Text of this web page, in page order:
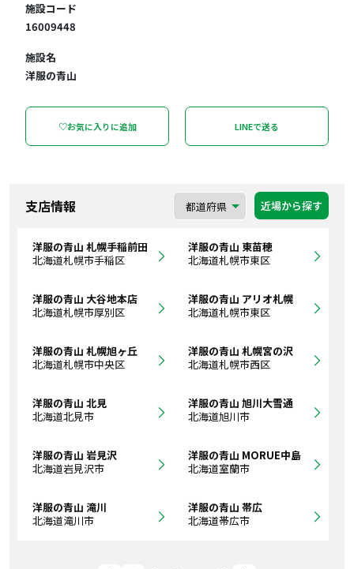
施設コード
16009448
施設名
洋服の青山
♡お気に入りに追加 LINEで送る
支店情報 近場から探す
洋服の青山 札幌手稲前田
北海道札幌市手稲区
洋服の青山 東苗穂
北海道札幌市東区
洋服の青山 大谷地本店
北海道札幌市厚別区
洋服の青山 アリオ札幌
北海道札幌市東区
洋服の青山 札幌旭ヶ丘
北海道札幌市中央区
洋服の青山 札幌宮の沢
北海道札幌市西区
洋服の青山 北見
北海道北見市
洋服の青山 旭川大雪通
北海道旭川市
洋服の青山 岩見沢
北海道岩見沢市
洋服の青山 MORUE中島
北海道室蘭市
洋服の青山 滝川
北海道滝川市
洋服の青山 帯広
北海道帯広市